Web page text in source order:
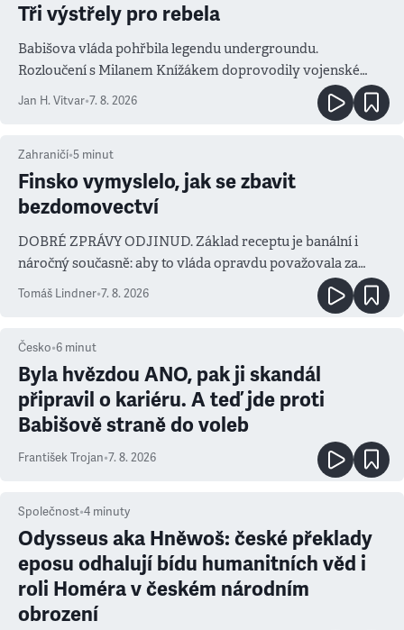
Tři výstřely pro rebela
Babišova vláda pohřbila legendu undergroundu.
Rozloučení s Milanem Knížákem doprovodily vojenské
salvy i kritika pokrokářů
Jan H. Vitvar•7. 8. 2026
Zahraničí•5 minut
Finsko vymyslelo, jak se zbavit
bezdomovectví
DOBRÉ ZPRÁVY ODJINUD. Základ receptu je banální i
náročný současně: aby to vláda opravdu považovala za
prioritu
Tomáš Lindner•7. 8. 2026
Česko•6 minut
Byla hvězdou ANO, pak ji skandál
připravil o kariéru. A teď jde proti
Babišově straně do voleb
František Trojan•7. 8. 2026
Společnost•4 minuty
Odysseus aka Hněwoš: české překlady
eposu odhalují bídu humanitních věd i
roli Homéra v českém národním
obrození